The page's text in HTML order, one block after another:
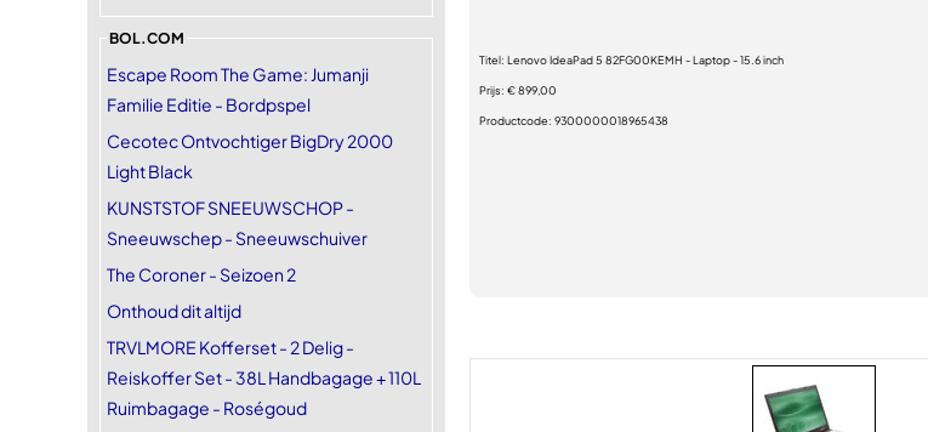
BOL.COM
Escape Room The Game: Jumanji
Familie Editie - Bordpspel
Cecotec Ontvochtiger BigDry 2000
Light Black
KUNSTSTOF SNEEUWSCHOP -
Sneeuwschep - Sneeuwschuiver
The Coroner - Seizoen 2
Onthoud dit altijd
TRVLMORE Kofferset - 2 Delig -
Reiskoffer Set - 38L Handbagage + 110L
Ruimbagage - Roségoud
Titel: Lenovo IdeaPad 5 82FG00KEMH - Laptop - 15.6 inch
Prijs: € 899,00
Productcode: 9300000018965438